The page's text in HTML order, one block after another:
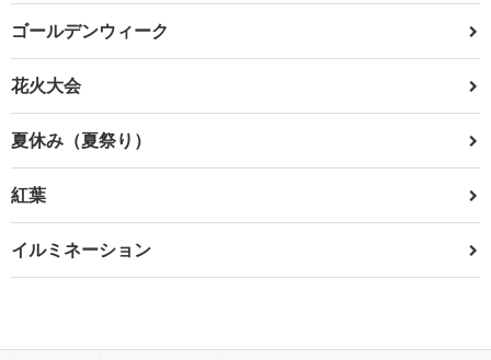
ゴールデンウィーク
花火大会
夏休み（夏祭り）
紅葉
イルミネーション